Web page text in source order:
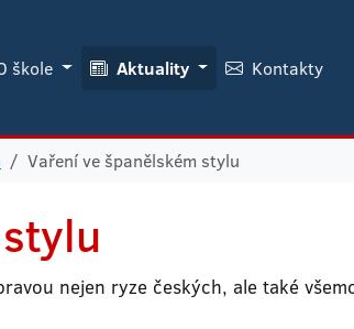
škole Aktuality Kontakty
Vaření ve španělském stylu
nejen ryze českých, ale také